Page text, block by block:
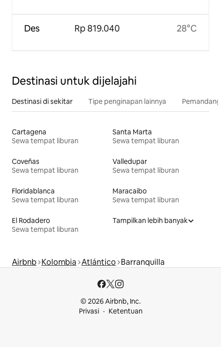
Des Rp 819.040 28°C
Destinasi untuk dijelajahi
Destinasi di sekitar Tipe penginapan lainnya
Cartagena
Sewa tempat liburan
Santa Marta
Sewa tempat liburan
Coveñas
Sewa tempat liburan
Valledupar
Sewa tempat liburan
Floridablanca
Sewa tempat liburan
Maracaibo
Sewa tempat liburan
El Rodadero
Sewa tempat liburan
Tampilkan lebih banyak
Airbnb Kolombia Atlántico Barranquilla
© 2026 Airbnb, Inc.
Privasi
Ketentuan